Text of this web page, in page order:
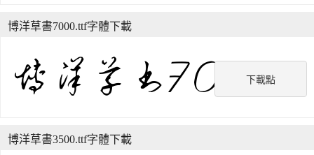
下載點
博洋草書7000.ttf字體下載
博洋草書3500.ttf字體下載